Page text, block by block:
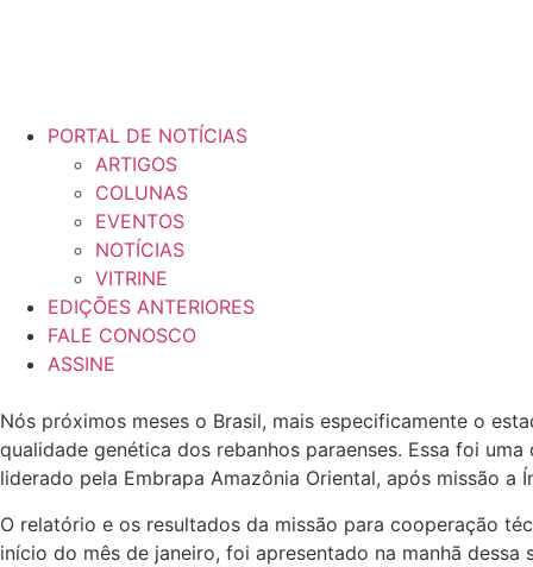
PORTAL DE NOTÍCIAS
ARTIGOS
COLUNAS
EVENTOS
NOTÍCIAS
VITRINE
EDIÇÕES ANTERIORES
FALE CONOSCO
ASSINE
Nós próximos meses o Brasil, mais especificamente o
qualidade genética dos rebanhos paraenses. Essa foi
liderado pela Embrapa Amazônia Oriental, após missão a
O relatório e os resultados da missão para cooperação
início do mês de janeiro, foi apresentado na manhã